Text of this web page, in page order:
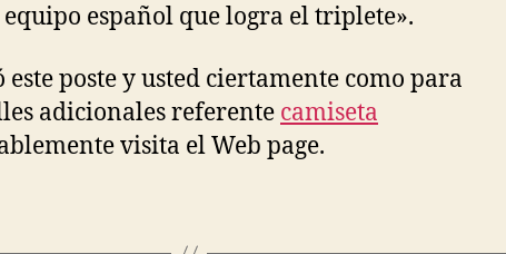
español que logra el triplete».
este poste y usted ciertamente como para
adicionales referente camiseta
visita el Web page.